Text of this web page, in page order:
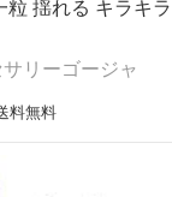
粒 揺れる キラキラ
リーゴージャ
料無料